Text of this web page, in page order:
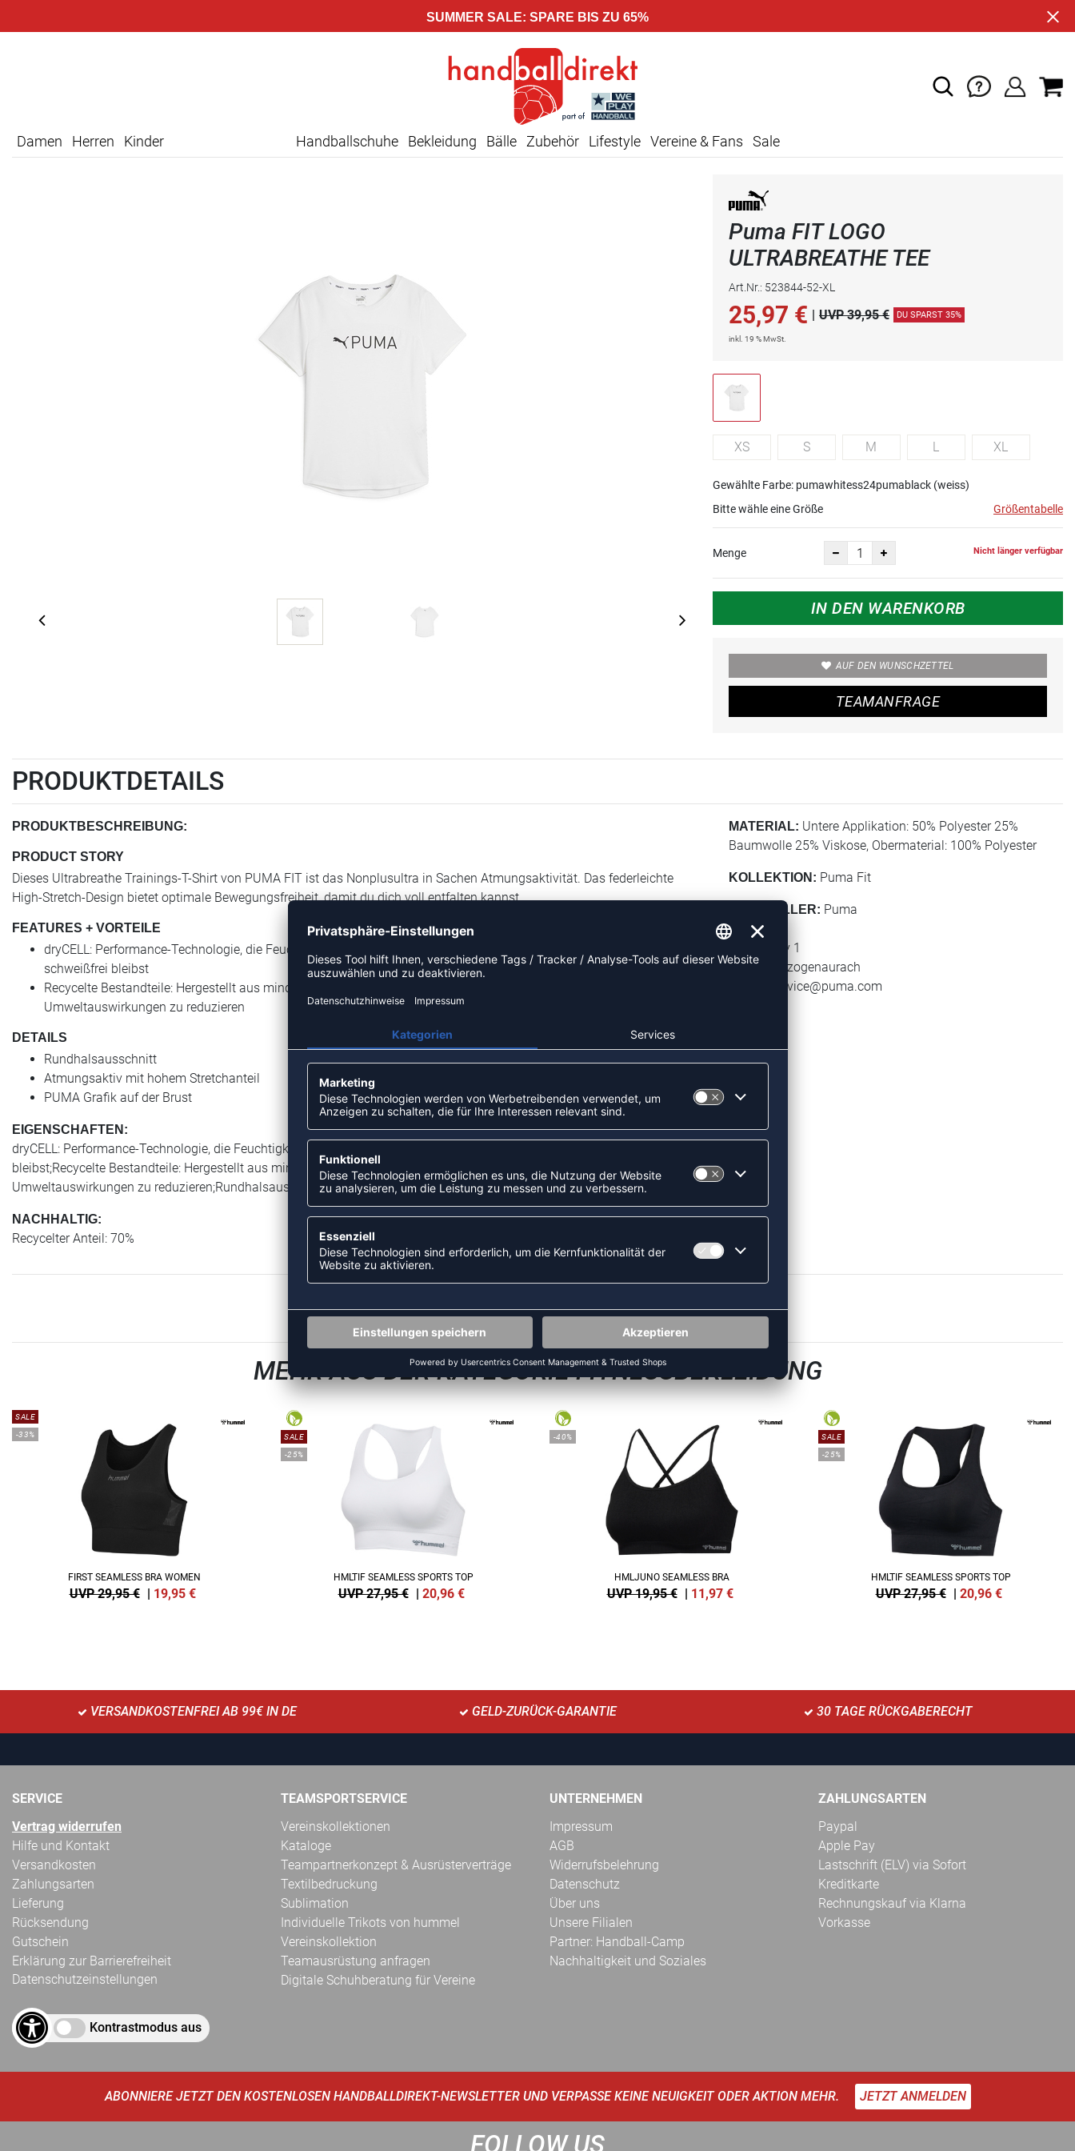
SUMMER SALE: SPARE BIS ZU 65%
Damen Herren Kinder Handballschuhe Bekleidung Bälle Zubehör Lifestyle Vereine & Fans Sale
Puma FIT LOGO
ULTRABREATHE TEE
Art.Nr.: 523844-52-XL
25,97 € | UVP 39,95 € DU SPARST 35%
inkl. 19 % MwSt.
XS S M L XL
Gewählte Farbe: pumawhitess24pumablack (weiss)
Bitte wähle eine Größe
Größentabelle
Menge Nicht länger verfügbar
IN DEN WARENKORB
AUF DEN WUNSCHZETTEL
TEAMANFRAGE
PRODUKTDETAILS
PRODUKTBESCHREIBUNG:
PRODUCT STORY
Dieses Ultrabreathe Trainings-T-Shirt von PUMA FIT ist das Nonplusultra in Sachen Atmungsaktivität. Das federleichte
High-Stretch-Design bietet optimale Bewegungsfreiheit, damit du dich voll entfalten kannst.
FEATURES + VORTEILE
dryCELL: Performance-Technologie, die Feuchtigkeit vom Körper ableitet und dafür sorgt, dass du beim Training
schweißfrei bleibst
Recycelte Bestandteile: Hergestellt aus mindestens 20 % recyceltem Material. Eine Initiative von PUMA, um negative
Umweltauswirkungen zu reduzieren
DETAILS
Rundhalsausschnitt
Atmungsaktiv mit hohem Stretchanteil
PUMA Grafik auf der Brust
EIGENSCHAFTEN:
dryCELL: Performance-Technologie, die Feuchtigkeit vom Körper ableitet und dafür sorgt, dass du beim Training schweißfrei
bleibst;Recycelte Bestandteile: Hergestellt aus mindestens 20 % recyceltem Material. Eine Initiative von PUMA, um negative
Umweltauswirkungen zu reduzieren;Rundhalsausschnitt;Atmungsaktiv mit hohem Stretchanteil;PUMA Grafik auf der Brust
NACHHALTIG:
Recycelter Anteil: 70%
MATERIAL: Untere Applikation: 50% Polyester 25%
Baumwolle 25% Viskose, Obermaterial: 100% Polyester
KOLLEKTION: Puma Fit
HERSTELLER: Puma
Puma SE
Puma Way 1
91074 Herzogenaurach
service@puma.com
ZULETZT ANGESEHEN
MEHR AUS DER KATEGORIE FITNESSBEKLEIDUNG
SALE
-33%
FIRST SEAMLESS BRA WOMEN
UVP 29,95 € | 19,95 €
SALE
-25%
HMLTIF SEAMLESS SPORTS TOP
UVP 27,95 € | 20,96 €
-40%
HMLJUNO SEAMLESS BRA
UVP 19,95 € | 11,97 €
SALE
-25%
HMLTIF SEAMLESS SPORTS TOP
UVP 27,95 € | 20,96 €
VERSANDKOSTENFREI AB 99€ IN DE GELD-ZURÜCK-GARANTIE 30 TAGE RÜCKGABERECHT
SERVICE
Vertrag widerrufen
Hilfe und Kontakt
Versandkosten
Zahlungsarten
Lieferung
Rücksendung
Gutschein
Erklärung zur Barrierefreiheit
Datenschutzeinstellungen
Kontrastmodus aus
TEAMSPORTSERVICE
Vereinskollektionen
Kataloge
Teampartnerkonzept & Ausrüsterverträge
Textilbedruckung
Sublimation
Individuelle Trikots von hummel
Vereinskollektion
Teamausrüstung anfragen
Digitale Schuhberatung für Vereine
UNTERNEHMEN
Impressum
AGB
Widerrufsbelehrung
Datenschutz
Über uns
Unsere Filialen
Partner: Handball-Camp
Nachhaltigkeit und Soziales
ZAHLUNGSARTEN
Paypal
Apple Pay
Lastschrift (ELV) via Sofort
Kreditkarte
Rechnungskauf via Klarna
Vorkasse
ABONNIERE JETZT DEN KOSTENLOSEN HANDBALLDIREKT-NEWSLETTER UND VERPASSE KEINE NEUIGKEIT ODER AKTION MEHR. JETZT ANMELDEN
FOLLOW US